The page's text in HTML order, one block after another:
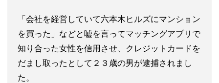
「会社を経営していて六本木ヒルズにマンション
を買った」などと嘘を言ってマッチングアプリで
知り合った女性を信用させ、クレジットカードを
だまし取ったとして２３歳の男が逮捕されまし
た。